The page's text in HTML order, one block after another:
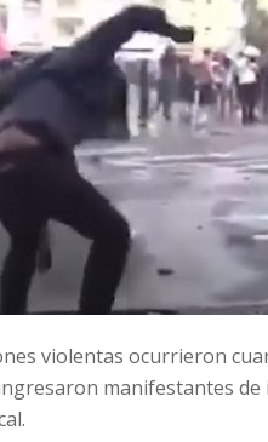
violentas ocurrieron
manifestantes de